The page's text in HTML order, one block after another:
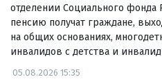
отделении Социального фонда
пенсию получат граждане,
на общих основаниях,
инвалидов с детства и
05.08.2026 15:35